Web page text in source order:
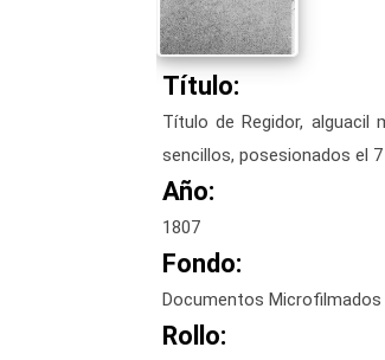
Título:
Título de Regidor,
sencillos, posesionados el
Año:
1807
Fondo:
Documentos Microfilmados
Rollo: